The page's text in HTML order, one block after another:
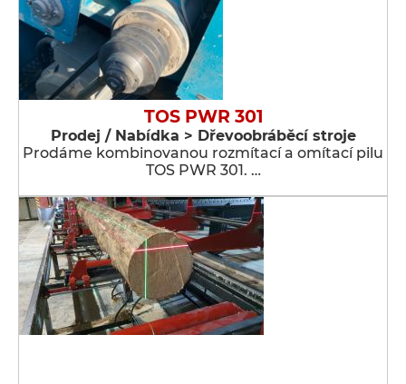
TOS PWR 301
Prodej / Nabídka > Dřevoobráběcí stroje
Prodáme kombinovanou rozmítací a omítací pilu
TOS PWR 301. …